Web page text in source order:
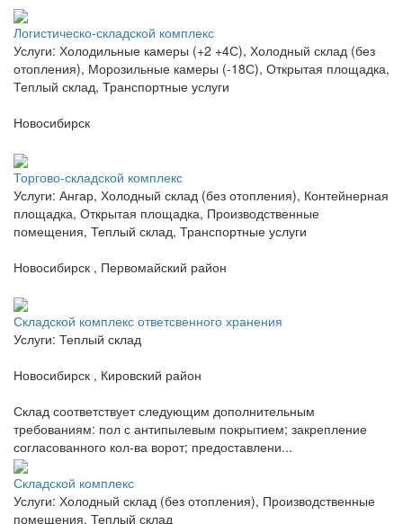
Логистическо-складской комплекс
Услуги: Холодильные камеры (+2 +4С), Холодный склад (без
отопления), Морозильные камеры (-18С), Открытая площадка,
Теплый склад, Транспортные услуги
Новосибирск
Торгово-складской комплекс
Услуги: Ангар, Холодный склад (без отопления), Контейнерная
площадка, Открытая площадка, Производственные
помещения, Теплый склад, Транспортные услуги
Новосибирск , Первомайский район
Складской комплекс ответсвенного хранения
Услуги: Теплый склад
Новосибирск , Кировский район
Склад соответствует следующим дополнительным
требованиям: пол с антипылевым покрытием; закрепление
согласованного кол-ва ворот; предоставлени...
Складской комплекс
Услуги: Холодный склад (без отопления), Производственные
помещения, Теплый склад